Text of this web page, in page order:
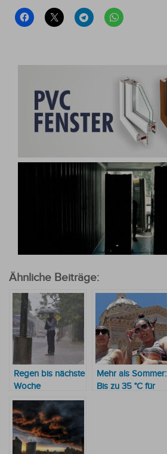
Ähnliche Beiträge:
Regen bis nächste
Woche
vorhergesagt
Mehr als Sommer:
Bis zu 35 °C für